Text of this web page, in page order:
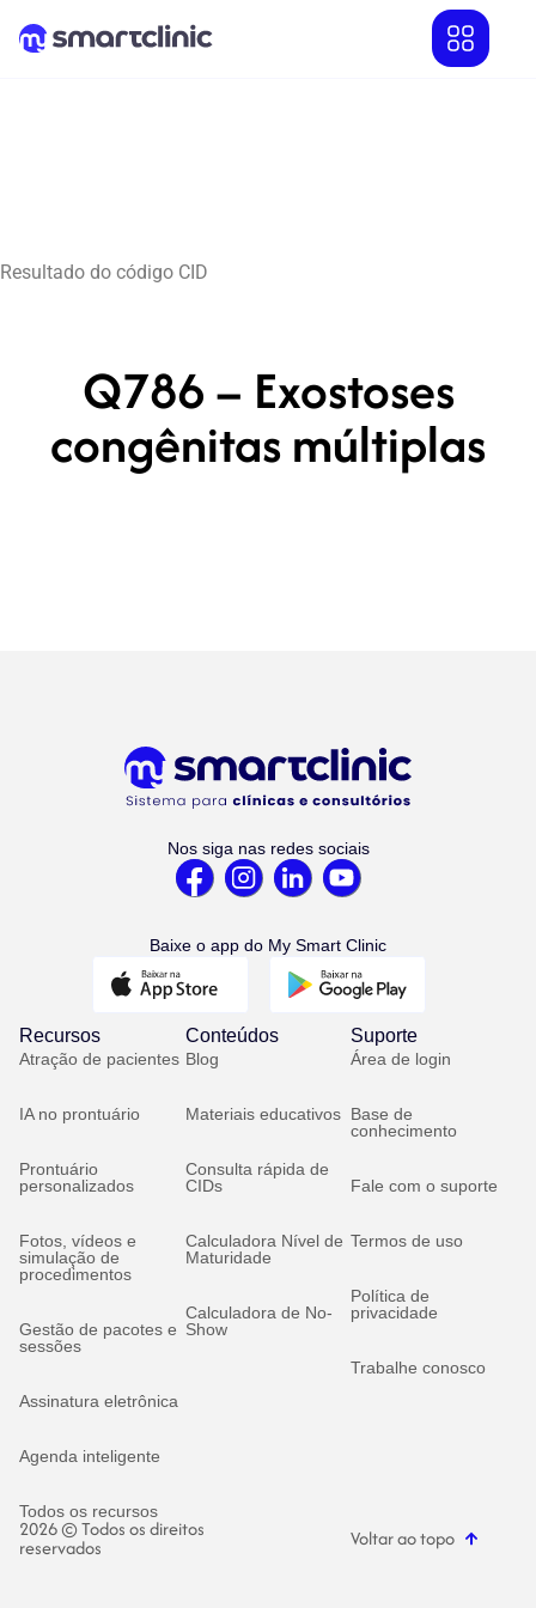
Resultado do código CID
Q786 – Exostoses
congênitas múltiplas
Nos siga nas redes sociais
Baixe o app do My Smart Clinic
Recursos
Atração de pacientes
IA no prontuário
Prontuário
personalizados
Fotos, vídeos e
simulação de
procedimentos
Gestão de pacotes e
sessões
Assinatura eletrônica
Agenda inteligente
Todos os recursos
Conteúdos
Blog
Materiais educativos
Consulta rápida de
CIDs
Calculadora Nível de
Maturidade
Calculadora de No-
Show
Suporte
Área de login
Base de
conhecimento
Fale com o suporte
Termos de uso
Política de
privacidade
Trabalhe conosco
2026 © Todos os direitos
reservados Voltar ao topo